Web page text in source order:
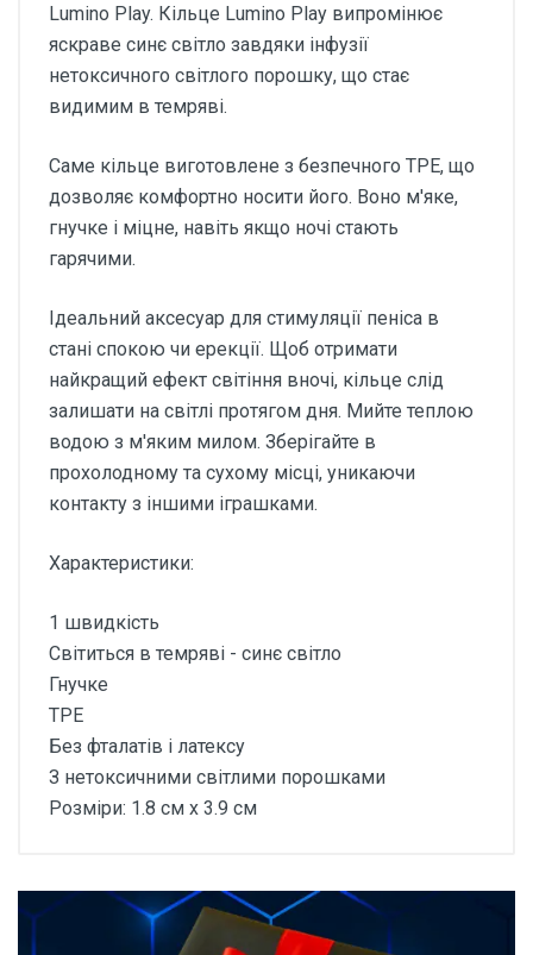
Lumino Play. Кільце Lumino Play випромінює
яскраве синє світло завдяки інфузії
нетоксичного світлого порошку, що стає
видимим в темряві.
Саме кільце виготовлене з безпечного TPE, що
дозволяє комфортно носити його. Воно м'яке,
гнучке і міцне, навіть якщо ночі стають
гарячими.
Ідеальний аксесуар для стимуляції пеніса в
стані спокою чи ерекції. Щоб отримати
найкращий ефект світіння вночі, кільце слід
залишати на світлі протягом дня. Мийте теплою
водою з м'яким милом. Зберігайте в
прохолодному та сухому місці, уникаючи
контакту з іншими іграшками.
Характеристики:
1 швидкість
Світиться в темряві - синє світло
Гнучке
TPE
Без фталатів і латексу
З нетоксичними світлими порошками
Розміри: 1.8 см x 3.9 см
Кільце для пеніса Lovetoy
Lumino Play синє світло